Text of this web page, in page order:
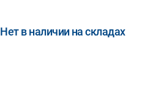
Нет в наличии на складах